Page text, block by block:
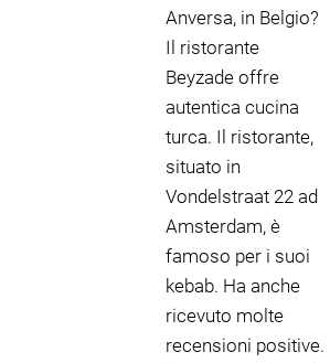
Anversa, in Belgio?
Il ristorante
Beyzade offre
autentica cucina
turca. Il ristorante,
situato in
Vondelstraat 22 ad
Amsterdam, è
famoso per i suoi
kebab. Ha anche
ricevuto molte
recensioni positive.